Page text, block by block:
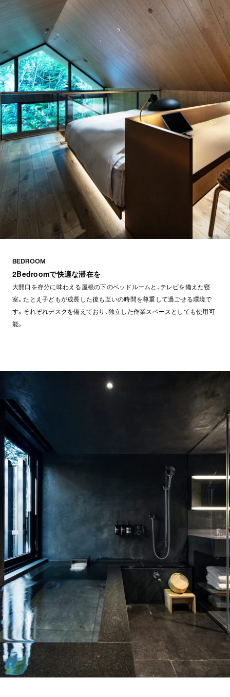
BEDROOM
2Bedroomで快適な滞在を
大開口を存分に味わえる屋根の下のベッドルームと、テレビを備えた寝
室。たとえ子どもが成長した後も互いの時間を尊重して過ごせる環境で
す。それぞれデスクを備えており、独立した作業スペースとしても使用可
能。